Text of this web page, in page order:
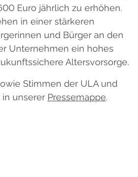
Euro jährlich zu erhöhen.
in einer stärkeren
und Bürger an den
Unternehmen ein hohes
Altersvorsorge.
Stimmen der ULA und
in unserer Pressemappe.